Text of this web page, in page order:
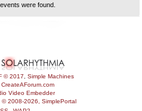
were found.
© 2017
Simple Machines
CreateAForum.com
Video Embedder
© 2008-2026, SimplePortal